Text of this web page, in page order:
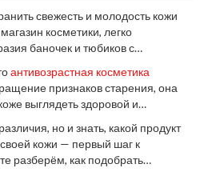
свежесть и молодость кожи
косметики, легко
баночек и тюбиков с
полках – антивозрастной и
же их различие и какая помощь
антивозрастная косметика
признаков старения, она
выглядеть здоровой и
на видимом
или возрастной кожи за
но и знать, какой продукт
кожи — первый шаг к
разберём, как подобрать